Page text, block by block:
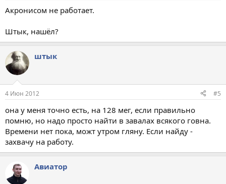
Акронисом не работает.
Штык, нашёл?
штык
4 Июн 2012 #5
она у меня точно есть, на 128 мег, если правильно
помню, но надо просто найти в завалах всякого говна.
Времени нет пока, можт утром гляну. Если найду -
захвачу на работу.
Авиатор